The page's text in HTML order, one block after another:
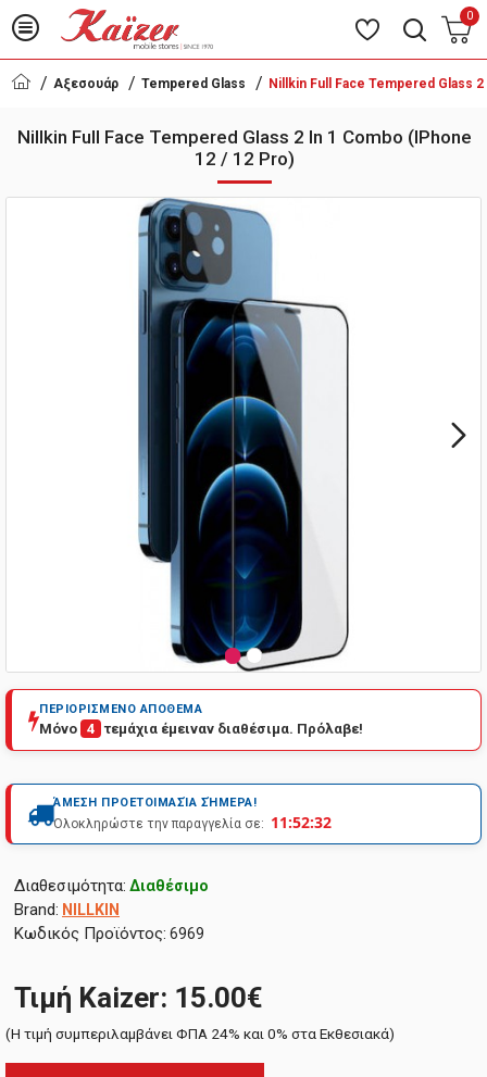
0
Αξεσουάρ Tempered Glass Nillkin Full Face Tempered Glass
Nillkin Full Face Tempered Glass 2 In 1 Combo (iPhone
12 / 12 Pro)
ΠΕΡΙΟΡΙΣΜΕΝΟ ΑΠΟΘΕΜΑ
Μόνο 4 τεμάχια έμειναν διαθέσιμα. Πρόλαβε!
ΆΜΕΣΗ ΠΡΟΕΤΟΙΜΑΣΊΑ ΣΉΜΕΡΑ!
Ολοκληρώστε την παραγγελία σε: 11:52:32
Διαθεσιμότητα: Διαθέσιμο
Brand: NILLKIN
Κωδικός Προϊόντος: 6969
Τιμή Kaizer: 15.00€
(H τιμή συμπεριλαμβάνει ΦΠΑ 24% και 0% στα Εκθεσιακά)